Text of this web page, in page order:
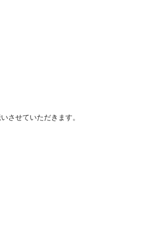
させていただきます。